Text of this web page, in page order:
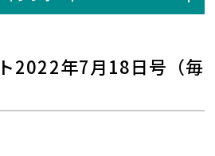
2022年7月18日号（毎